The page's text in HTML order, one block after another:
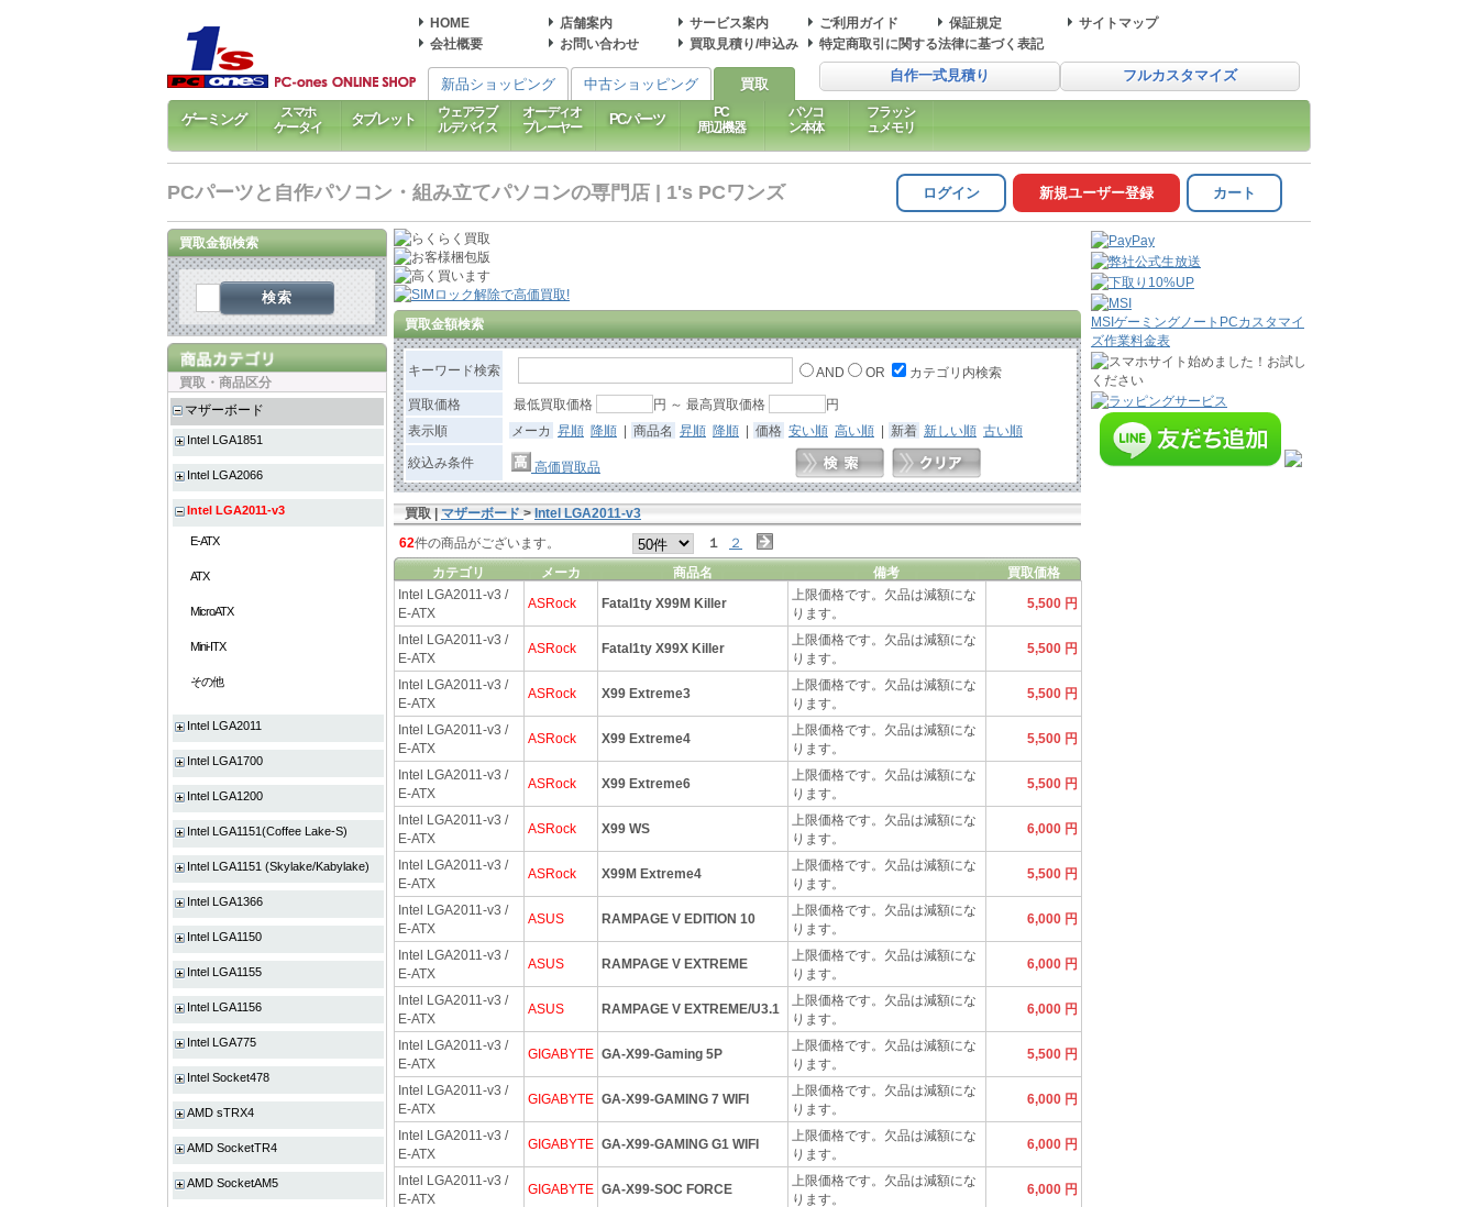
HOME 店舗案内 サービス案内 ご利用ガイド 保証規定
サイトマップ
会社概要
お問い合わせ 買取見積り/申込み 特定商取引に関する法律に基づく表記
自作一式見積り フルカスタマイズ
新品ショッピング 中古ショッピング 買取
ゲーミング
スマホ
ケータイ
タブレット
ウェアラブ
ルデバイス
オーディオ
プレーヤー
PCパーツ
PC
周辺機器
パソコ
ン本体
フラッシ
ュメモリ
PCパーツと自作パソコン・組み立てパソコンの専門店 | 1's PCワンズ ログイン 新規ユーザー登録 カート
買取金額検索
キーワード検索 AND OR カテゴリ内検索
買取価格 最低買取価格 円 ～ 最高買取価格
円
表示順
メーカ 昇順 降順 | 商品名 昇順 降順 | 価格 安い順 高い順 | 新着 新しい順 古い順
絞込み条件 高価買取品
買取 | マザーボード > Intel LGA2011-v3
62件の商品がございます。 １ ２
カテゴリ メーカ 商品名 備考
買取価格
Intel LGA2011-v3 /
E-ATX
ASRock Fatal1ty X99M Killer
上限価格です。欠品は減額にな
ります。
5,500 円
Intel LGA2011-v3 /
E-ATX
ASRock Fatal1ty X99X Killer
上限価格です。欠品は減額にな
ります。
5,500 円
Intel LGA2011-v3 /
E-ATX
ASRock X99 Extreme3
上限価格です。欠品は減額にな
ります。
5,500 円
Intel LGA2011-v3 /
E-ATX
ASRock X99 Extreme4
上限価格です。欠品は減額にな
ります。
5,500 円
Intel LGA2011-v3 /
E-ATX
ASRock X99 Extreme6
上限価格です。欠品は減額にな
ります。
5,500 円
Intel LGA2011-v3 /
E-ATX
ASRock X99 WS
上限価格です。欠品は減額にな
ります。
6,000 円
Intel LGA2011-v3 /
E-ATX
ASRock X99M Extreme4
上限価格です。欠品は減額にな
ります。
5,500 円
Intel LGA2011-v3 /
E-ATX
ASUS RAMPAGE V EDITION 10
上限価格です。欠品は減額にな
ります。
6,000 円
Intel LGA2011-v3 /
E-ATX
ASUS RAMPAGE V EXTREME
上限価格です。欠品は減額にな
ります。
6,000 円
Intel LGA2011-v3 /
E-ATX
ASUS RAMPAGE V EXTREME/U3.1
上限価格です。欠品は減額にな
ります。
6,000 円
Intel LGA2011-v3 /
E-ATX
GIGABYTE GA-X99-Gaming 5P
上限価格です。欠品は減額にな
ります。
5,500 円
Intel LGA2011-v3 /
E-ATX
GIGABYTE GA-X99-GAMING 7 WIFI
上限価格です。欠品は減額にな
ります。
6,000 円
Intel LGA2011-v3 /
E-ATX
GIGABYTE GA-X99-GAMING G1 WIFI
上限価格です。欠品は減額にな
ります。
6,000 円
Intel LGA2011-v3 /
E-ATX
GIGABYTE GA-X99-SOC FORCE
上限価格です。欠品は減額にな
ります。
6,000 円
買取金額検索
検索
買取・商品区分
マザーボード
Intel LGA1851
Intel LGA2066
Intel LGA2011-v3
E-ATX
ATX
MicroATX
Mini-ITX
その他
Intel LGA2011
Intel LGA1700
Intel LGA1200
Intel LGA1151(Coffee Lake-S)
Intel LGA1151 (Skylake/Kabylake)
Intel LGA1366
Intel LGA1150
Intel LGA1155
Intel LGA1156
Intel LGA775
Intel Socket478
AMD sTRX4
AMD SocketTR4
AMD SocketAM5
MSIゲーミングノートPCカスタマイ
ズ作業料金表